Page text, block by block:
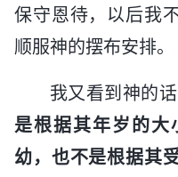
保守恩待，以后我
顺服神的摆布安排。
我又看到神的
是根据其年岁的大
幼，也不是根据其